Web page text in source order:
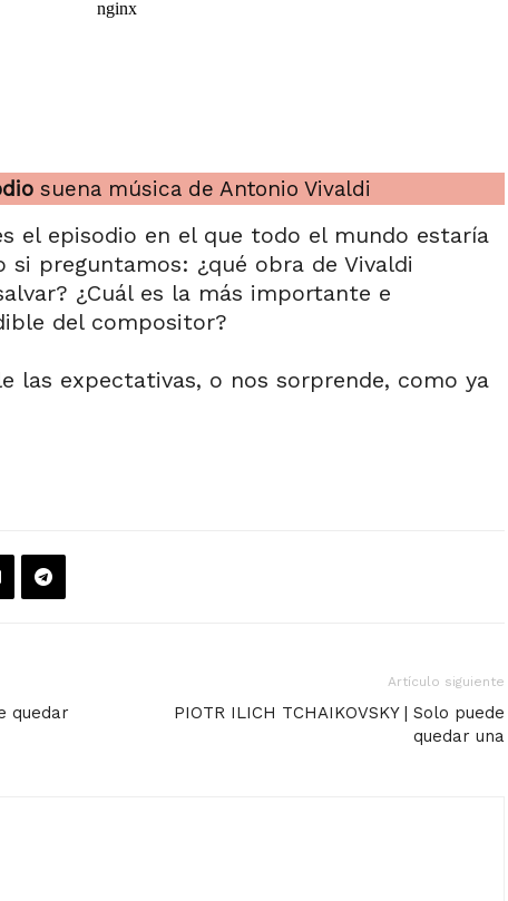
suena música de Antonio Vivaldi
el episodio en el que todo el mundo estaría
si preguntamos: ¿qué obra de Vivaldi
¿Cuál es la más importante e
del compositor?
las expectativas, o nos sorprende, como ya
quedar
Artículo siguiente
PIOTR ILICH TCHAIKOVSKY | Solo puede
quedar una